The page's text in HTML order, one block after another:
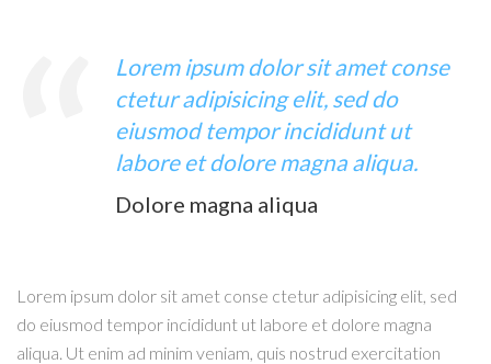
Lorem ipsum dolor sit amet conse
ctetur adipisicing elit, sed do
eiusmod tempor incididunt ut
labore et dolore magna aliqua.
Dolore magna aliqua
Lorem ipsum dolor sit amet conse ctetur adipisicing elit, sed
do eiusmod tempor incididunt ut labore et dolore magna
aliqua. Ut enim ad minim veniam, quis nostrud exercitation